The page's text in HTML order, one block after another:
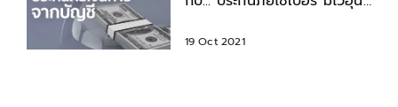
19 Oct 2021